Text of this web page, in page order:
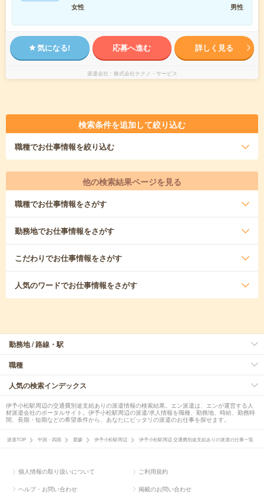
女性
男性
気になる! 応募へ進む 詳しく見る
派遣会社 株式会社テクノ・サービス
検索条件を追加して絞り込む
職種でお仕事情報を絞り込む
他の検索結果ページを見る
職種でお仕事情報をさがす
勤務地でお仕事情報をさがす
こだわりでお仕事情報をさがす
人気のワードでお仕事情報をさがす
勤務地 / 路線・駅
職種
人気の検索インデックス
伊予小松駅周辺の交通費別途支給ありの派遣情報の検索結果。エン派遣は、エンが運営する人
材派遣会社のポータルサイト。伊予小松駅周辺の派遣/求人情報を職種、勤務地、時給、勤務時
間、長期・短期などの希望条件から、あなたにピッタリの派遣のお仕事を探せます。
派遣TOP 中国・四国 愛媛 伊予小松駅周辺 伊予小松駅周辺 交通費別途支給ありの派遣の仕事一覧
個人情報の取り扱いについて ご利用規約
ヘルプ・お問い合わせ 掲載のお問い合わせ